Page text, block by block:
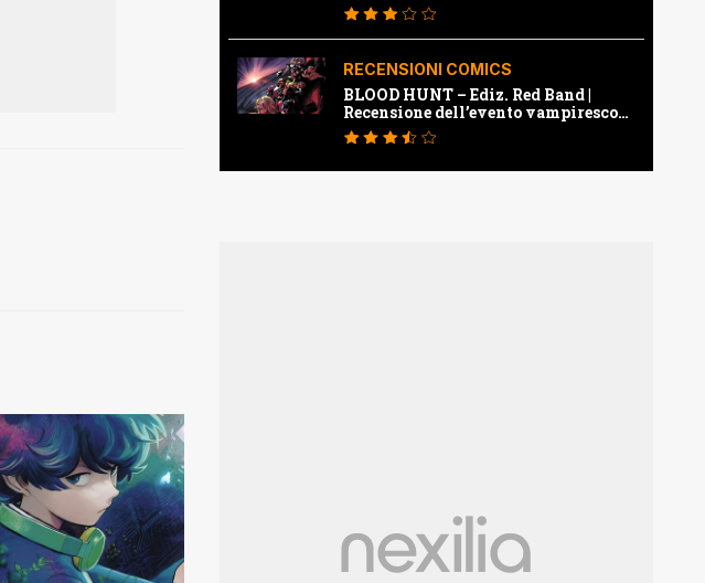
RECENSIONI COMICS
BLOOD HUNT – Ediz. Red Band |
Recensione dell’evento vampiresco
della Marvel